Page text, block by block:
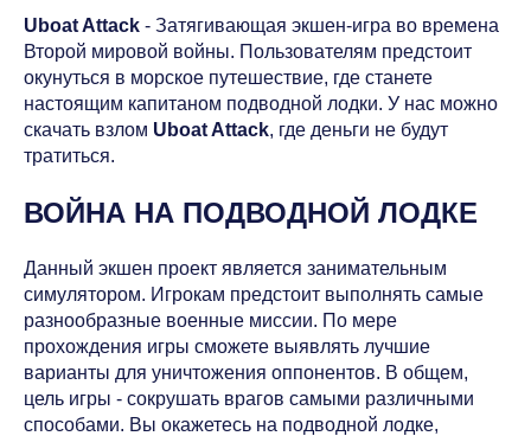
Uboat Attack - Затягивающая экшен-игра во времена
Второй мировой войны. Пользователям предстоит
окунуться в морское путешествие, где станете
настоящим капитаном подводной лодки. У нас можно
скачать взлом Uboat Attack, где деньги не будут
тратиться.
ВОЙНА НА ПОДВОДНОЙ ЛОДКЕ
Данный экшен проект является занимательным
симулятором. Игрокам предстоит выполнять самые
разнообразные военные миссии. По мере
прохождения игры сможете выявлять лучшие
варианты для уничтожения оппонентов. В общем,
цель игры - сокрушать врагов самыми различными
способами. Вы окажетесь на подводной лодке,